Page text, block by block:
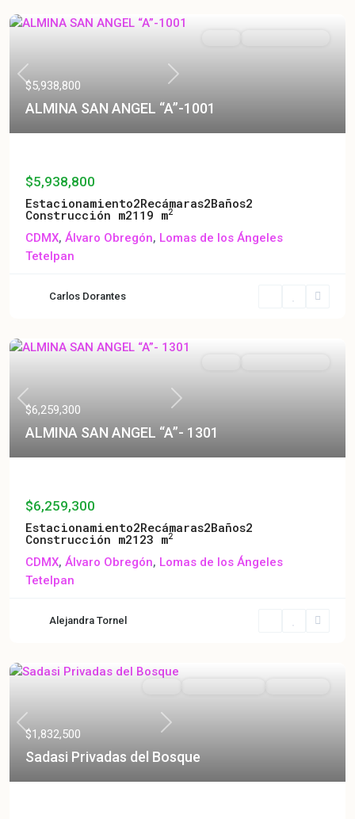
Previous Next
$5,938,800
ALMINA SAN ANGEL “A”-1001
$5,938,800
Estacionamiento2Recámaras2Baños2
Construcción m2119 m2
CDMX, Álvaro Obregón, Lomas de los Ángeles
Tetelpan
Carlos Dorantes
Previous Next
$6,259,300
ALMINA SAN ANGEL “A”- 1301
$6,259,300
Estacionamiento2Recámaras2Baños2
Construcción m2123 m2
CDMX, Álvaro Obregón, Lomas de los Ángeles
Tetelpan
Alejandra Tornel
Previous Next
$1,832,500
Sadasi Privadas del Bosque